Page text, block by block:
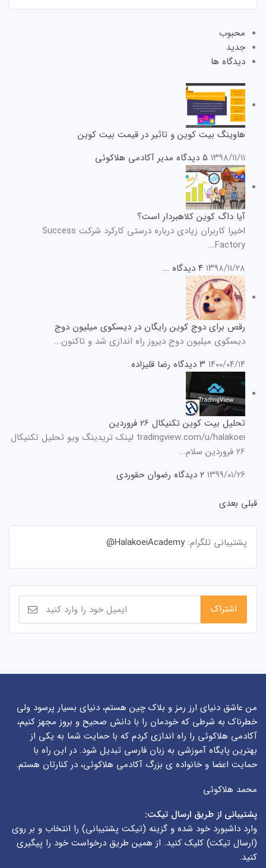
محبوب
جدید
دیدگاه ها
هاوینگ بیت کوین و تاثیر در قیمت بیت کوین
۱۳۹۸/۱۱/۱۱ ۵ دیدگاه مدیر آکادمی هلاکوئی
آیا داگ کوین کلاهبردار است؟
اخیرا کاربران زیادی درباره درستی کارکرد شرکت Success
Factory...
۱۳۹۸/۱۱/۲۸ ۴ دیدگاه ...
رقص برای دوج کوین رایگان در دیسکوی میلیون دوج
دیسکوی میلیون دوج دیروز راه اندازی شد و تاکنون...
۱۴۰۰/۰۴/۱۴ ۳ دیدگاه رضا قلیزاده
تحلیل بیت کوین تکنیکال 26 فروردین
tradingview.com/u/halakoei لینک تریدینگ ویو تحلیل تکنیکال
26 فروردین سلام...
۱۳۹۹/۰۱/۲۶ ۲ دیدگاه
رضوان حقوردی
قبلی بعدی
پشتیبانی تلگرام: HalakoeiAcademy@
من عاشق دنیای ارز رمز و بلاک چین هستم، دنیای بسیار پرسود ولی
خطرناک به شرطی که خودمان را با دانش صحیح و بروز مجهز کنیم،
آکادمی هلاکوئی را راه اندازی کردم که با حمایت شما به یکی از
بهترین پایگاه آموزشی به زبان فارسی تبدیل شود. در این راه با
حمایت اعضا و خانواده ی بزرگ آکادمی هلاکوئی، در کنارتان هستم.
محمد هلاکوئی
پشتیبانی از طریق ارسال تیکت:
وارد داشبورد خود شده و گزینه (تیکت پشتیبانی) را انتخاب و بر روی
(ارسال تیکت) کلیک کنید. از همین طریق درخواست خود را پیگیری
کنید.